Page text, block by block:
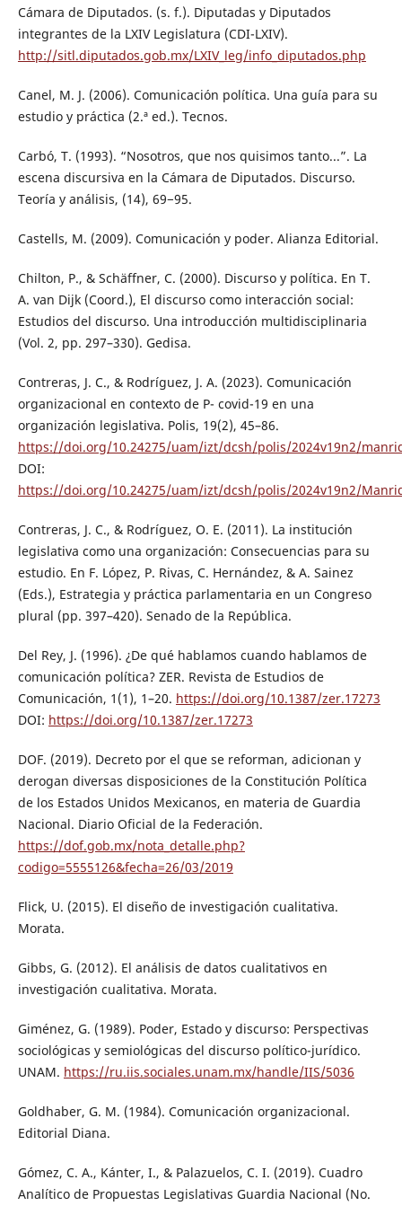
Cámara de Diputados. (s. f.). Diputadas y Diputados
integrantes de la LXIV Legislatura (CDI-LXIV).
http://sitl.diputados.gob.mx/LXIV_leg/info_diputados.php
Canel, M. J. (2006). Comunicación política. Una guía para su
estudio y práctica (2.ª ed.). Tecnos.
Carbó, T. (1993). “Nosotros, que nos quisimos tanto...”. La
escena discursiva en la Cámara de Diputados. Discurso.
Teoría y análisis, (14), 69−95.
Castells, M. (2009). Comunicación y poder. Alianza Editorial.
Chilton, P., & Schäffner, C. (2000). Discurso y política. En T.
A. van Dijk (Coord.), El discurso como interacción social:
Estudios del discurso. Una introducción multidisciplinaria
(Vol. 2, pp. 297–330). Gedisa.
Contreras, J. C., & Rodríguez, J. A. (2023). Comunicación
organizacional en contexto de P- covid-19 en una
organización legislativa. Polis, 19(2), 45–86.
https://doi.org/10.24275/uam/izt/dcsh/polis/2024v19n2/
DOI:
https://doi.org/10.24275/uam/izt/dcsh/polis/2024v19n2/
Contreras, J. C., & Rodríguez, O. E. (2011). La institución
legislativa como una organización: Consecuencias para su
estudio. En F. López, P. Rivas, C. Hernández, & A. Sainez
(Eds.), Estrategia y práctica parlamentaria en un Congreso
plural (pp. 397–420). Senado de la República.
Del Rey, J. (1996). ¿De qué hablamos cuando hablamos de
comunicación política? ZER. Revista de Estudios de
Comunicación, 1(1), 1–20. https://doi.org/10.1387/zer.17273
DOI: https://doi.org/10.1387/zer.17273
DOF. (2019). Decreto por el que se reforman, adicionan y
derogan diversas disposiciones de la Constitución Política
de los Estados Unidos Mexicanos, en materia de Guardia
Nacional. Diario Oficial de la Federación.
https://dof.gob.mx/nota_detalle.php?
codigo=5555126&fecha=26/03/2019
Flick, U. (2015). El diseño de investigación cualitativa.
Morata.
Gibbs, G. (2012). El análisis de datos cualitativos en
investigación cualitativa. Morata.
Giménez, G. (1989). Poder, Estado y discurso: Perspectivas
sociológicas y semiológicas del discurso político-jurídico.
UNAM. https://ru.iis.sociales.unam.mx/handle/IIS/5036
Goldhaber, G. M. (1984). Comunicación organizacional.
Editorial Diana.
Gómez, C. A., Kánter, I., & Palazuelos, C. I. (2019). Cuadro
Analítico de Propuestas Legislativas Guardia Nacional (No.